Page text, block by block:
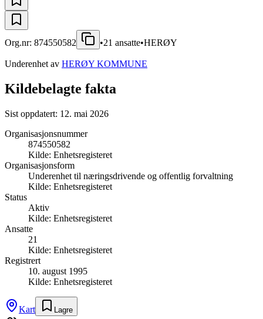
Org.nr: 874550582 •21 ansatte•HERØY
Underenhet av HERØY KOMMUNE
Kildebelagte fakta
Sist oppdatert: 12. mai 2026
Organisasjonsnummer
874550582
Kilde: Enhetsregisteret
Organisasjonsform
Underenhet til næringsdrivende og offentlig forvaltning
Kilde: Enhetsregisteret
Status
Aktiv
Kilde: Enhetsregisteret
Ansatte
21
Kilde: Enhetsregisteret
Registrert
10. august 1995
Kilde: Enhetsregisteret
Kart Lagre